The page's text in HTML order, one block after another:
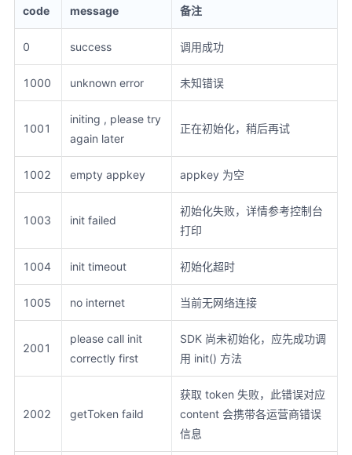
code message 备注
0 success 调用成功
1000 unknown error 未知错误
1001
initing , please try
again later
正在初始化，稍后再试
1002 empty appkey appkey 为空
1003 init failed
初始化失败，详情参考控制台
打印
1004 init timeout 初始化超时
1005 no internet 当前无网络连接
2001
please call init
correctly first
SDK 尚未初始化，应先成功调
用 init() 方法
2002 getToken faild
获取 token 失败，此错误对应
content 会携带各运营商错误
信息